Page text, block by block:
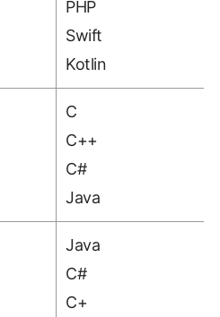
PHP
Swift
Kotlin
C
C++
C#
Java
Java
C#
C+